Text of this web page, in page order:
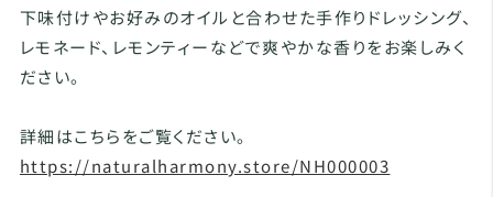
下味付けやお好みのオイルと合わせた手作りドレッシング、
レモネード、レモンティーなどで爽やかな香りをお楽しみく
ださい。
詳細はこちらをご覧ください。
https://naturalharmony.store/NH000003